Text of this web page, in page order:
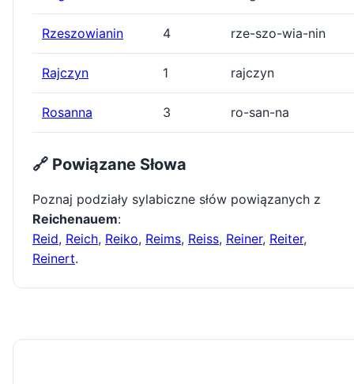
Rzeszowianin 4 rze-szo-wia-nin
Rajczyn 1 rajczyn
Rosanna 3 ro-san-na
🔗 Powiązane Słowa
Poznaj podziały sylabiczne słów powiązanych z
Reichenauem:
Reid, Reich, Reiko, Reims, Reiss, Reiner, Reiter,
Reinert.